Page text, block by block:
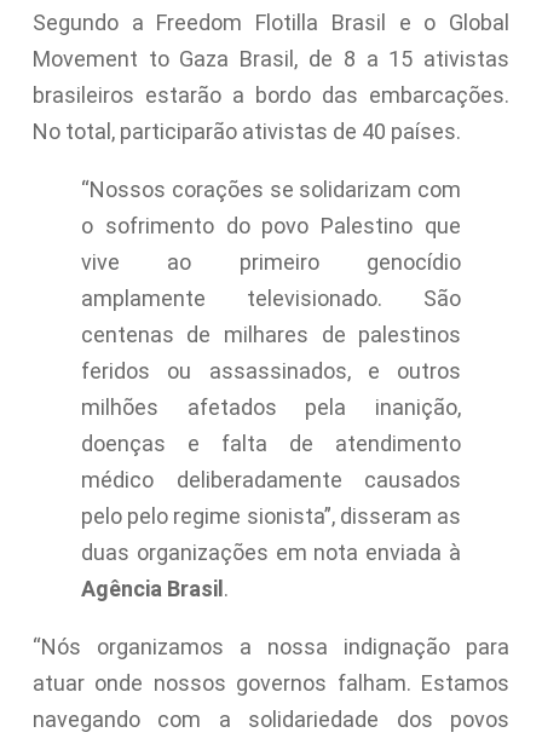
Segundo a Freedom Flotilla Brasil e o Global
Movement to Gaza Brasil, de 8 a 15 ativistas
brasileiros estarão a bordo das embarcações.
No total, participarão ativistas de 40 países.
“Nossos corações se solidarizam com
o sofrimento do povo Palestino que
vive ao primeiro genocídio
amplamente televisionado. São
centenas de milhares de palestinos
feridos ou assassinados, e outros
milhões afetados pela inanição,
doenças e falta de atendimento
médico deliberadamente causados
pelo pelo regime sionista”, disseram as
duas organizações em nota enviada à
Agência Brasil .
“Nós organizamos a nossa indignação para
atuar onde nossos governos falham. Estamos
navegando com a solidariedade dos povos